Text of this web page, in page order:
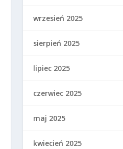
wrzesień 2025
sierpień 2025
lipiec 2025
czerwiec 2025
maj 2025
kwiecień 2025